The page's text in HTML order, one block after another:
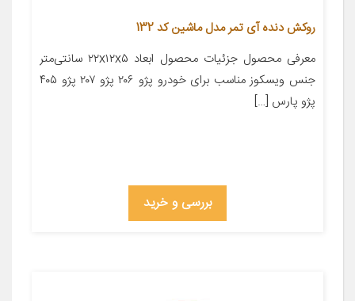
روکش دنده آی تمر مدل ماشین کد 132
معرفی محصول جزئیات محصول ابعاد ۲۲x۱۲x۵ سانتی‌متر
جنس ویسکوز مناسب برای خودرو پژو ۲۰۶ پژو ۲۰۷ پژو ۴۰۵
پژو پارس […]
بررسی و خرید